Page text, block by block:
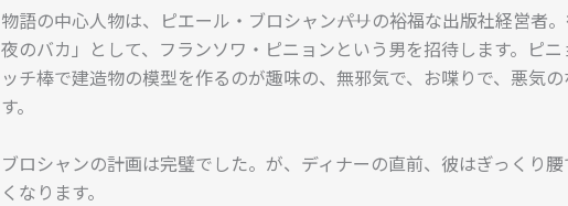
物語の中心人物は、ピエール・ブロシャン――パリの裕福な出版社経営者
夜のバカ」として、フランソワ・ピニョンという男を招待します。ピ
ッチ棒で建造物の模型を作るのが趣味の、無邪気で、お喋りで、悪気
す。
ブロシャンの計画は完璧でした。が、ディナーの直前、彼はぎっくり
くなります。